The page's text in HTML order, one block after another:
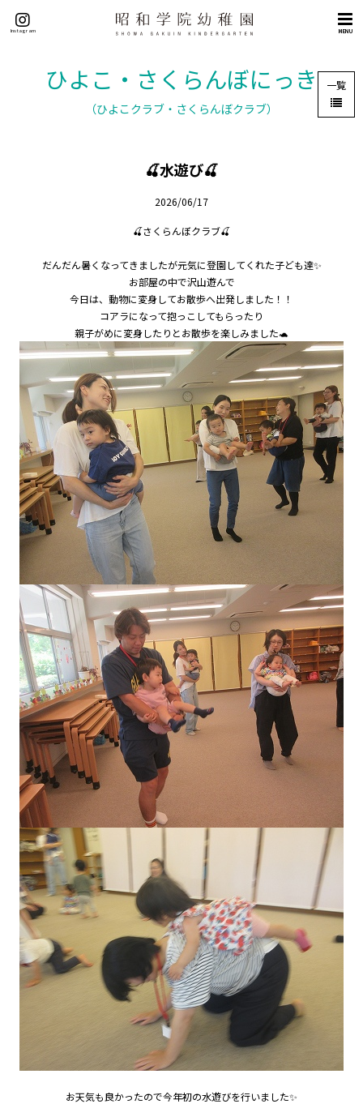
MENU
Instagram
ひよこ・さくらんぼにっき
（ひよこクラブ・さくらんぼクラブ）
一覧
🍒水遊び🍒
2026/06/17
🍒さくらんぼクラブ🍒
だんだん暑くなってきましたが元気に登園してくれた子ども達✨
お部屋の中で沢山遊んで
今日は、動物に変身してお散歩へ出発しました！！
コアラになって抱っこしてもらったり
親子がめに変身したりとお散歩を楽しみました🐢
お天気も良かったので今年初の水遊びを行いました✨
トップページ
挨拶
課外教室
園生活
年間行事
園の一日
園の毎日
幼稚園紹介ムービー
MIRAI=
預かり保育「おひさまクラブ」
入園案内
募集要項
見学・入園説明会
資料請求
未就園児教室
未就園児教室のご案内
ひよこクラブ
さくらんぼクラブ
親子教室にこにこキッズ（1・2歳児）